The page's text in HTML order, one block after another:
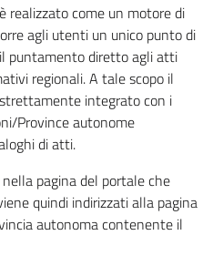
realizzato come un motore di
agli utenti un unico punto di
puntamento diretto agli atti
regionali. A tale scopo il
integrato con i
Province autonome
di atti.
pagina del portale che
quindi indirizzati alla pagina
autonoma contenente il